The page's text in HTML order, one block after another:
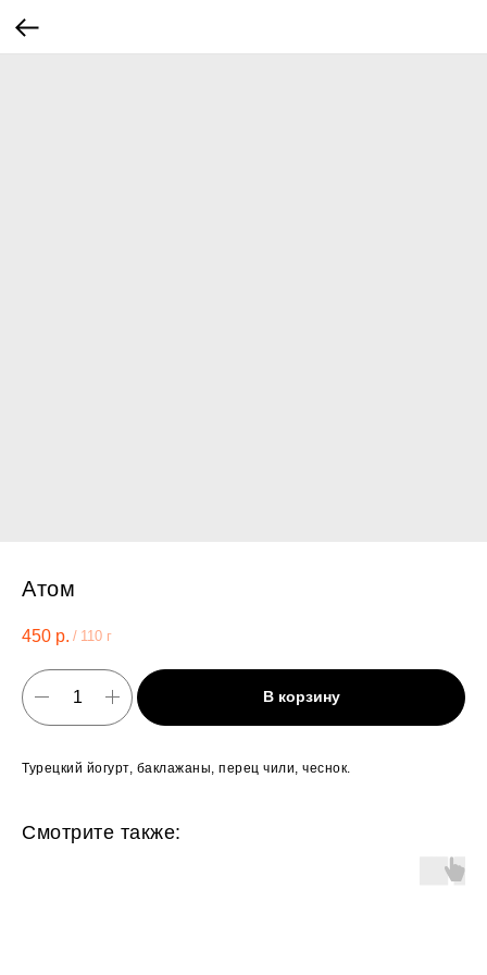
Атом
450 р. / 110 г
В корзину
Турецкий йогурт, баклажаны, перец чили, чеснок.
Смотрите также: